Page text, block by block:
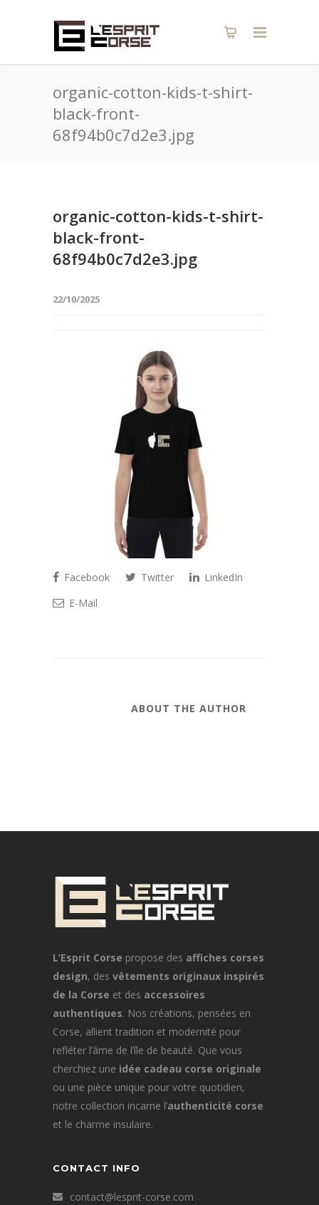
organic-cotton-kids-t-shirt-
black-front-
68f94b0c7d2e3.jpg
organic-cotton-kids-t-shirt-
black-front-
68f94b0c7d2e3.jpg
22/10/2025
Facebook Twitter
LinkedIn
E-Mail
ABOUT THE AUTHOR
L’Esprit Corse propose des affiches corses
design, des vêtements originaux inspirés
de la Corse et des accessoires
authentiques. Nos créations, pensées en
Corse, allient tradition et modernité pour
refléter l’âme de l’île de beauté. Que vous
cherchiez une idée cadeau corse originale
ou une pièce unique pour votre quotidien,
notre collection incarne l’authenticité corse
et le charme insulaire.
CONTACT INFO
contact@lesprit-corse.com